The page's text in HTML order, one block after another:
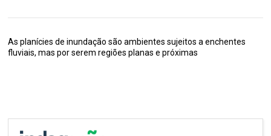
As planícies de inundação são ambientes sujeitos a enchentes
fluviais, mas por serem regiões planas e próximas